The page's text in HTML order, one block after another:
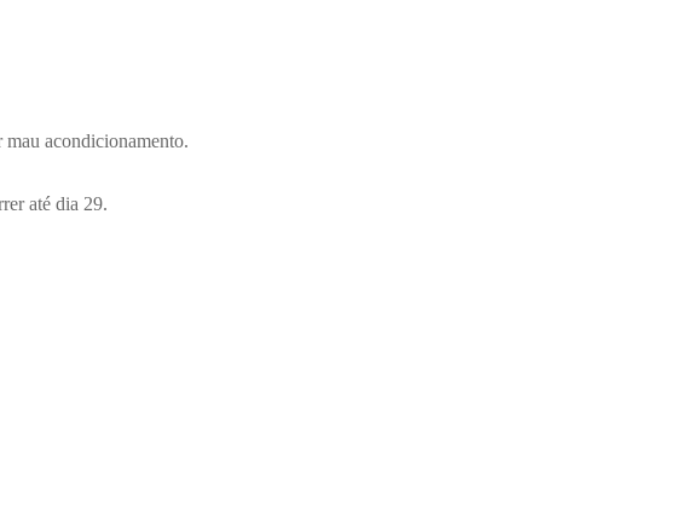
mau acondicionamento.
até dia 29.